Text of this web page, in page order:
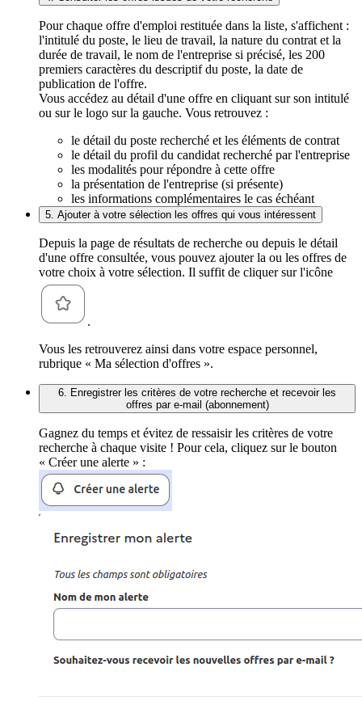
Pour chaque offre d'emploi restituée dans la liste, s'affichent :
l'intitulé du poste, le lieu de travail, la nature du contrat et la
durée de travail, le nom de l'entreprise si précisé, les 200
premiers caractères du descriptif du poste, la date de
publication de l'offre.
Vous accédez au détail d'une offre en cliquant sur son intitulé
ou sur le logo sur la gauche. Vous retrouvez :
le détail du poste recherché et les éléments de contrat
le détail du profil du candidat recherché par l'entreprise
les modalités pour répondre à cette offre
la présentation de l'entreprise (si présente)
les informations complémentaires le cas échéant
5. Ajouter à votre sélection les offres qui vous intéressent
Depuis la page de résultats de recherche ou depuis le détail
d'une offre consultée, vous pouvez ajouter la ou les offres de
votre choix à votre sélection. Il suffit de cliquer sur l'icône
.
Vous les retrouverez ainsi dans votre espace personnel,
rubrique « Ma sélection d'offres ».
6. Enregistrer les critères de votre recherche et recevoir les
offres par e-mail (abonnement)
Gagnez du temps et évitez de ressaisir les critères de votre
recherche à chaque visite ! Pour cela, cliquez sur le bouton
« Créer une alerte » :